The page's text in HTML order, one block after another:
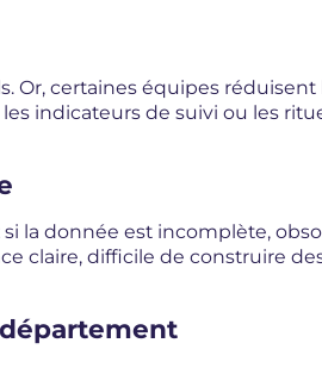
Or, certaines équipes réduisent
indicateurs de suivi ou les
la donnée est incomplète,
claire, difficile de construire